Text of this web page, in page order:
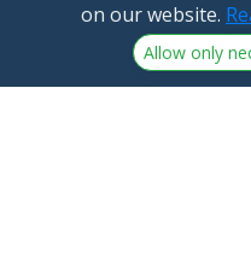
on our website.
Allow only